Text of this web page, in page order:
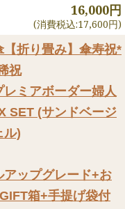
16,000円
(消費税込:17,600円)
折り畳み】 傘寿祝*
祝
レミアボーダー婦人
SET (サンドベージ
ル)
アップグレード+お
箱+手提げ袋付